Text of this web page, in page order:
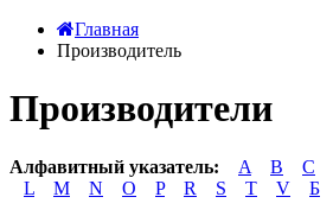
Главная
Производитель
Производители
Алфавитный указатель: A B C
L
M N O P R S T V Б